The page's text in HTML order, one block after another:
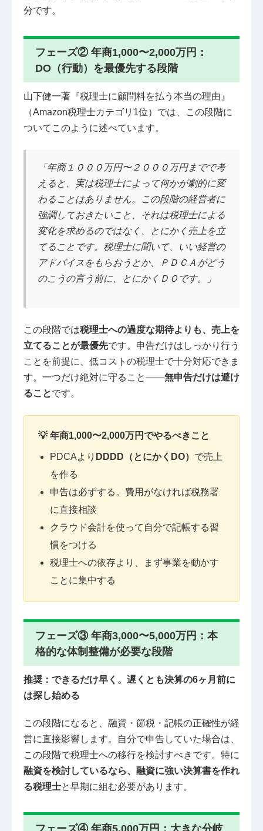
分です。
フェーズ② 年商1,000〜2,000万円：
DO（行動）を最優先する段階
山下健一著『税理士に顧問料を払う本当の理由』
（Amazon税理士カテゴリ1位）では、この段階に
ついてこのように述べています。
「年商１０００万円〜２０００万円までで考
えると、実は税理士によって何かが劇的に変
わることはありません。この段階の経営者に
強調しておきたいこと、それは税理士による
変化を求めるのではなく、とにかく売上を立
てることです。税理士に聞いて、いい経営の
アドバイスをもらおうとか、ＰＤＣＡがどう
のこうの言う前に、とにかくＤＯです。」
この段階では税理士への過度な期待よりも、売上を
立てることが最優先です。申告だけはしっかり行う
ことを前提に、低コストの税理士で十分対応できま
す。一つだけ絶対に守ること——無申告だけは避け
ることです。
💡 年商1,000〜2,000万円でやるべきこと
PDCAより DDDD（とにかくDO） で売上
を作る
申告は必ずする。費用がなければ税務署
に直接相談
クラウド会計を使って自分で記帳する習
慣をつける
税理士への依存より、まず事業を動かす
ことに集中する
フェーズ③ 年商3,000〜5,000万円：本
格的な体制整備が必要な段階
推奨：できるだけ早く。遅くとも決算の6ヶ月前に
は探し始める
この段階になると、融資・節税・記帳の正確性が経
営に直接影響します。自分で申告していた場合は、
この段階で税理士への移行を検討すべきです。特に
融資を検討しているなら、融資に強い決算書を作れ
る税理士と早期に組む必要があります。
フェーズ④ 年商5,000万円：大きな分岐